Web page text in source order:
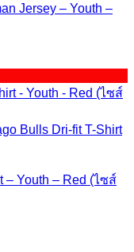
Jersey – Youth –
– Youth – Red (ไซส์